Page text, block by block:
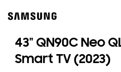
content
accessibility
43" QN90C Neo
Smart TV (2023)